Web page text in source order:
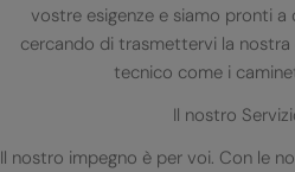
vostre esigenze e siamo pronti
cercando di trasmettervi la
tecnico come i
Il nostro
Il nostro impegno è per voi. Con le